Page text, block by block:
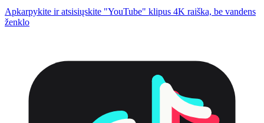
Apkarpykite ir atsisiųskite "YouTube" klipus 4K raiška, be vandens
ženklo